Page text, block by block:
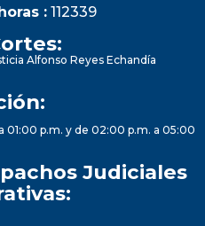
: 112339
Alfonso Reyes Echandía
01:00 p.m. y de 02:00 p.m. a 05:00
Judiciales